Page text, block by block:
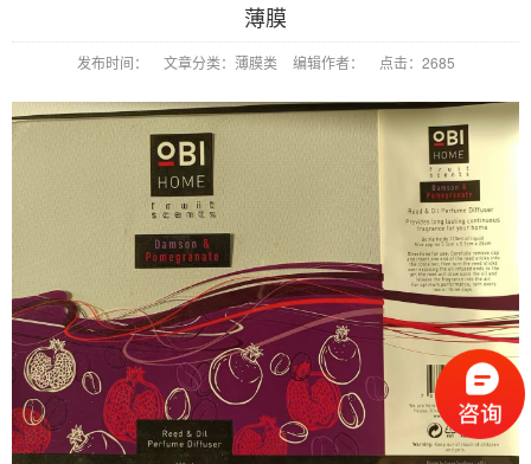
薄膜
发布时间： 文章分类：薄膜类 编辑作者： 点击：2685